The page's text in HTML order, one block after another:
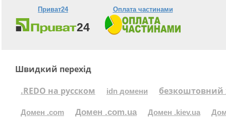
Приват24 Оплата частинами
Швидкий перехід
.REDO на русском
idn домени безкоштовний
Домен .com Домен .com.ua Домен .kiev.ua